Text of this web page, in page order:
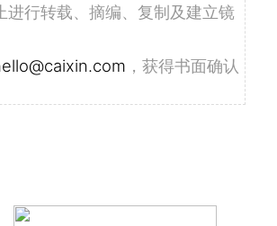
进行转载、摘编、复制及建立镜
，获得书面确认